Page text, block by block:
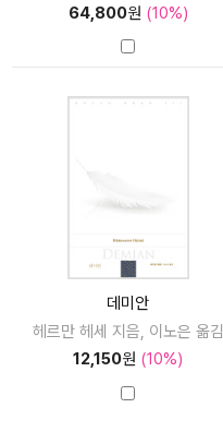
64,800원 (10%)
데미안
헤르만 헤세 지음, 이노은 옮김
12,150원 (10%)